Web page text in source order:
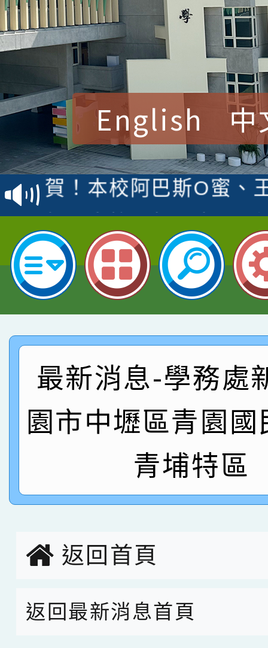
English 中
賀！本校參加桃園市中
賽 洪綺君教師榮獲社
名
賀！本校阿巴斯O蜜、
倩參加桃園市科展 國
名 指導老師王老師、
賀！本校四年二班張O
園市英語競賽國小朗讀
指導老師林老師
賀！本校參加桃園市中
賽 劉文瑛教師榮獲教
臺灣台語-第二名
賀！本校參與2026世
市賽榮獲科學小創客佳
創客第三名。
賀！本校參加桃園市中
賽 洪綺君教師榮獲社
名
賀！本校阿巴斯O蜜、
倩參加桃園市科展 國
名 指導老師王老師、
賀！本校四年二班張O
園市英語競賽國小朗讀
指導老師林老師
賀！本校參加桃園市中
賽 劉文瑛教師榮獲教
臺灣台語-第二名
賀！本校參與2026世
最新消息-學務處
園市中壢區青園
青埔特區
返回首頁
返回最新消息首頁